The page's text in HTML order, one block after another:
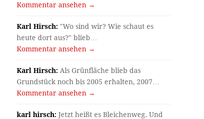
Kommentar ansehen →
Karl Hirsch: "Wo sind wir? Wie schaut es
heute dort aus?" blieb…
Kommentar ansehen →
Karl Hirsch: Als Grünfläche blieb das
Grundstück noch bis 2005 erhalten, 2007…
Kommentar ansehen →
karl hirsch: Jetzt heißt es Bleichenweg. Und